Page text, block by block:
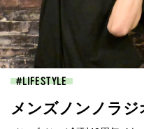
LIFESTYLE
メンズノンノラジ